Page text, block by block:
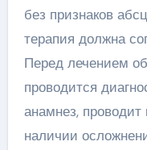
без признаков
терапия должна
Перед лечением
проводится
анамнез,
наличии